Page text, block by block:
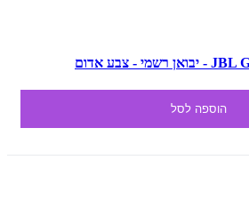
הוספה לסל